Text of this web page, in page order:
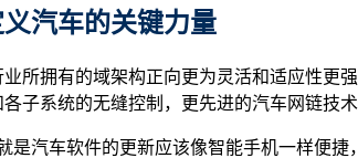
汽车的关键力量
所拥有的域架构正向更为灵活和适应性更
子系统的无缝控制，更先进的汽车网链技
是汽车软件的更新应该像智能手机一样便